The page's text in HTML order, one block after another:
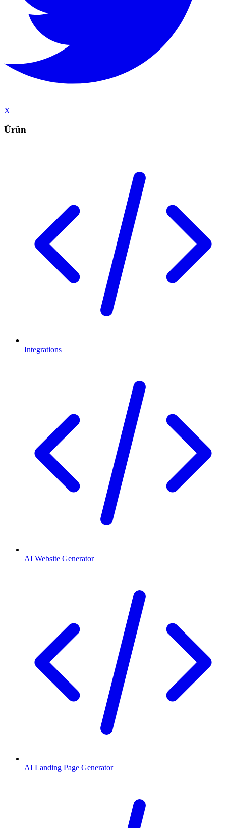
X
Ürün
Integrations
AI Website Generator
AI Landing Page Generator